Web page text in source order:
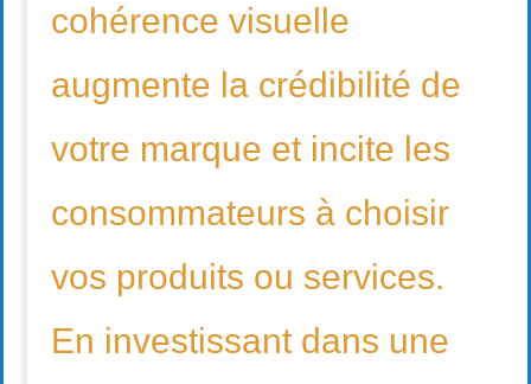
cohérence visuelle
augmente la crédibilité de
votre marque et incite les
consommateurs à choisir
vos produits ou services.
En investissant dans une